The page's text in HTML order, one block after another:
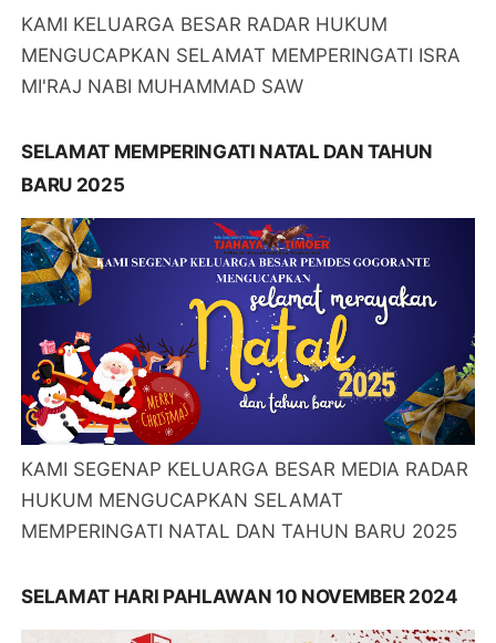
KAMI KELUARGA BESAR RADAR HUKUM
MENGUCAPKAN SELAMAT MEMPERINGATI ISRA
MI'RAJ NABI MUHAMMAD SAW
SELAMAT MEMPERINGATI NATAL DAN TAHUN
BARU 2025
KAMI SEGENAP KELUARGA BESAR MEDIA RADAR
HUKUM MENGUCAPKAN SELAMAT
MEMPERINGATI NATAL DAN TAHUN BARU 2025
SELAMAT HARI PAHLAWAN 10 NOVEMBER 2024